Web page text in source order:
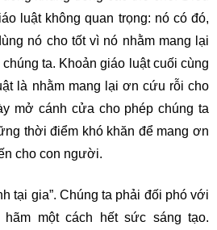
luật không quan trọng: nó có đó,
nó cho tốt vì nó nhằm mang lại
ta. Khoản giáo luật cuối cùng
là nhằm mang lại ơn cứu rỗi cho
mở cánh cửa cho phép chúng ta
thời điểm khó khăn để mang ơn
cho con người.
tại gia”. Chúng ta phải đối phó với
một cách hết sức sáng tạo.